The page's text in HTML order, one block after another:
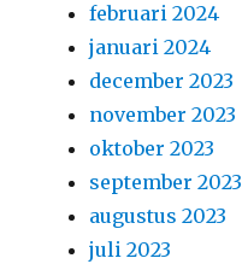
februari 2024
januari 2024
december 2023
november 2023
oktober 2023
september 2023
augustus 2023
juli 2023